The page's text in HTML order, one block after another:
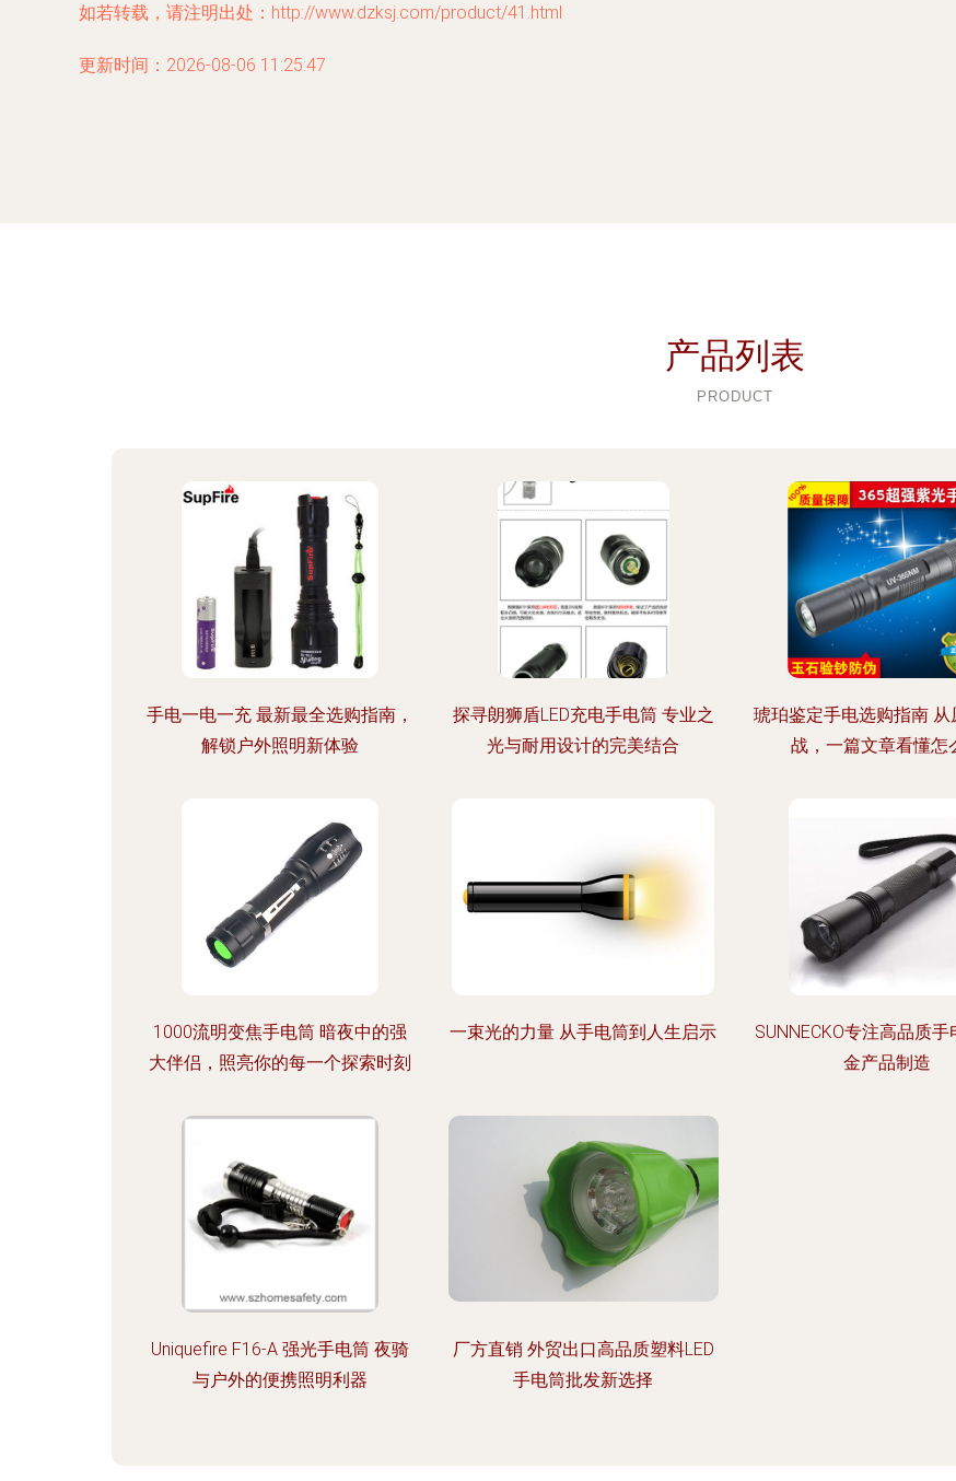
如若转载，请注明出处：http://www.dzksj.com/product/41.html
更新时间：2026-08-06 11:25:47
产品列表
PRODUCT
手电一电一充 最新最全选购指南，
解锁户外照明新体验
探寻朗狮盾LED充电手电筒 专业之
光与耐用设计的完美结合
琥珀鉴定手电选购指南 从
战，一篇文章看懂怎
1000流明变焦手电筒 暗夜中的强
大伴侣，照亮你的每一个探索时刻
一束光的力量 从手电筒到人生启示
SUNNECKO专注高品质
金产品制造
Uniquefire F16-A 强光手电筒 夜骑
与户外的便携照明利器
厂方直销 外贸出口高品质塑料LED
手电筒批发新选择